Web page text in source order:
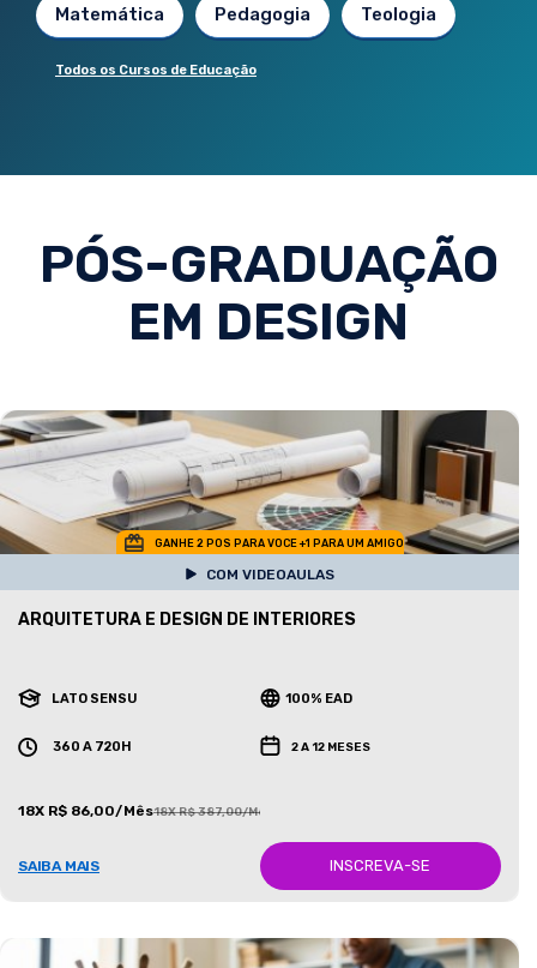
Matemática Pedagogia Teologia
Todos os Cursos de Educação
PÓS-GRADUAÇÃO
EM DESIGN
GANHE 2 POS PARA VOCE +1 PARA UM AMIGO
COM VIDEOAULAS
ARQUITETURA E DESIGN DE INTERIORES
LATO SENSU 100% EAD
360 A 720H 2 A 12 MESES
18X R$ 86,00/Mês18X R$ 387,00/Mês
SAIBA MAIS INSCREVA-SE